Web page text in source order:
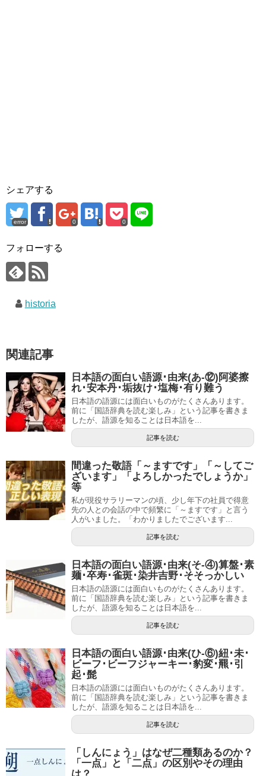
シェアする
error 0 0
フォローする
historia
関連記事
日本語の面白い語源･由来(あ-⑫)阿婆擦
れ･安本丹･垢抜け･塩梅･有り難う
日本語の語源には面白いものがたくさんあります。
前に「国語辞典を読む楽しみ」という記事を書きま
したが、語源を知ることは日本語を...
記事を読む
間違った敬語「～ますです」「～してご
ざいます」「よろしかったでしょうか」
等
私が現役サラリーマンの頃、少し年下の社員で得意
先の人との会話の中で頻繁に「～ますです」と言う
人がいました。「わかりましたでございます...
記事を読む
日本語の面白い語源･由来(そ-④)算盤･素
麺･卒寿･雀斑･染井吉野･そそっかしい
日本語の語源には面白いものがたくさんあります。
前に「国語辞典を読む楽しみ」という記事を書きま
したが、語源を知ることは日本語を...
記事を読む
日本語の面白い語源･由来(ひ-⑥)紐･未･
ビーフ･ビーフジャーキー･豹変･羆･引
起･髭
日本語の語源には面白いものがたくさんあります。
前に「国語辞典を読む楽しみ」という記事を書きま
したが、語源を知ることは日本語を...
記事を読む
「しんにょう」はなぜ二種類あるのか？
「一点」と「二点」の区別やその理由